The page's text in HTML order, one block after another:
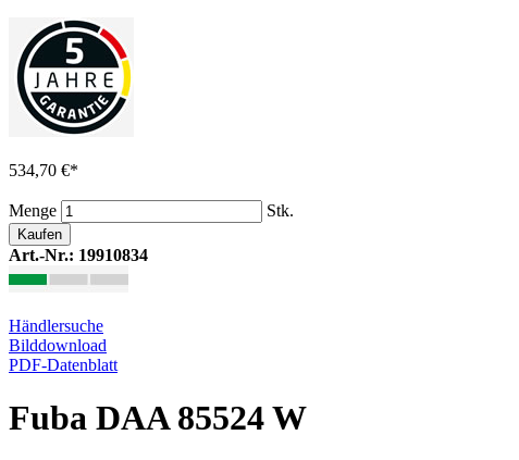
534,70 €*
Menge Stk.
Kaufen
Art.-Nr.: 19910834
Händlersuche
Bilddownload
PDF-Datenblatt
Fuba DAA 85524 W